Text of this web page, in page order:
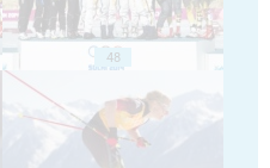
48